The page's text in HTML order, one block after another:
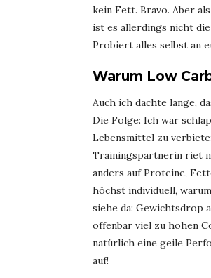
kein Fett. Bravo. Aber
ist es allerdings nicht
Probiert alles selbst an
Warum Low
Auch ich dachte lange,
Die Folge: Ich war
Lebensmittel zu
Trainingspartnerin riet
anders auf Proteine,
höchst individuell,
siehe da: Gewichtsdrop
offenbar viel zu hohen
natürlich eine geile
auf!